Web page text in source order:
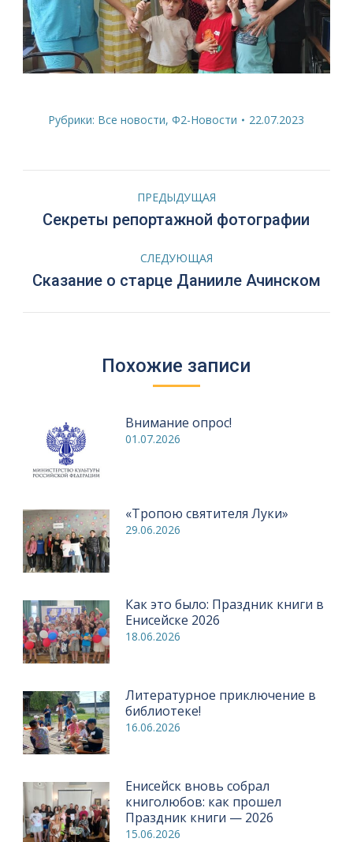
Рубрики: Все новости,Ф2-Новости 22.07.2023
Навигация
по
ПРЕДЫДУЩАЯ
Предыдущая
Секреты репортажной фотографии
СЛЕДУЮЩАЯ
Следующая
запись:
Сказание о старце Данииле Ачинском
Похожие записи
Внимание опрос!
01.07.2026
«Тропою святителя Луки»
29.06.2026
Как это было: Праздник книги в
Енисейске 2026
18.06.2026
Литературное приключение в
библиотеке!
16.06.2026
Енисейск вновь собрал
книголюбов: как прошел
Праздник книги — 2026
15.06.2026